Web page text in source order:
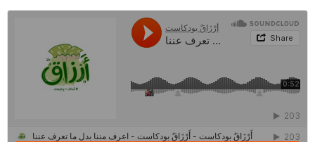
عم عوض| قصة كفاح بائع كتب تبدأ بالأُمية
أقدم مطحن بن في مصر| يكشف لنا أسرار صناعة البن